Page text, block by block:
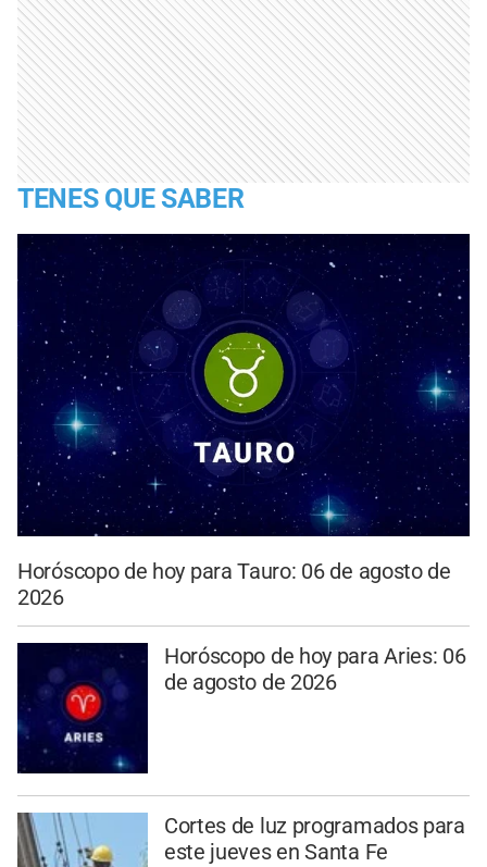
TENES QUE SABER
Horóscopo de hoy para Tauro: 06 de agosto de
2026
Horóscopo de hoy para Aries: 06
de agosto de 2026
Cortes de luz programados para
este jueves en Santa Fe